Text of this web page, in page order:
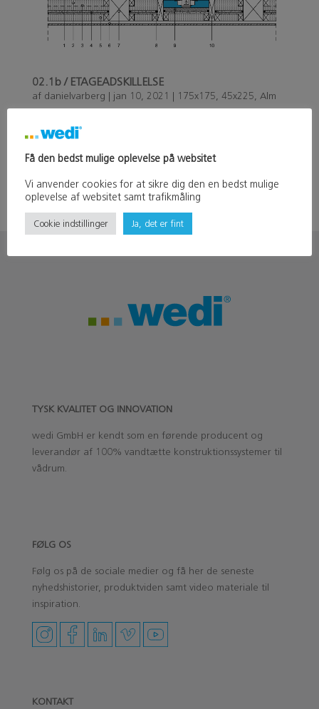
02.1b / ETAGEADSKILLELSE
af danielvarberg | jan 10, 2021 | 175x175, 45x225, Alm
bjælkelag,Bjælkelag,Etagedækopbygning,tekniske
tegninger
02.1b / ETAGEADSKILLELSE dasdasdsd https://hello.dk
content/uploads/2021/01/image-2.png
TYSK KVALITET OG INNOVATION
wedi GmbH er kendt som en førende producent og
leverandør af 100% vandtætte konstruktionssystemer til
vådrum.
FØLG OS
Følg os på de sociale medier og få her de seneste
nyhedshistorier, produktviden samt video materiale til
inspiration.
KONTAKT
Få den bedst mulige oplevelse på websitet
Vi anvender cookies for at sikre dig den en bedst mulige
oplevelse af websitet samt trafikmåling
Cookie indstillinger Ja, det er fint